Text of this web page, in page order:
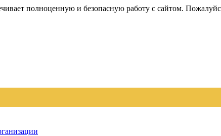
полноценную и безопасную работу с сайтом.